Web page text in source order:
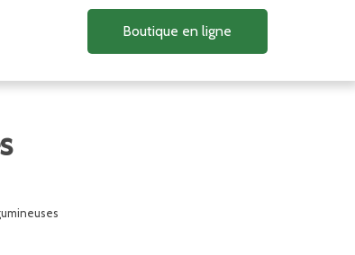
Boutique en ligne